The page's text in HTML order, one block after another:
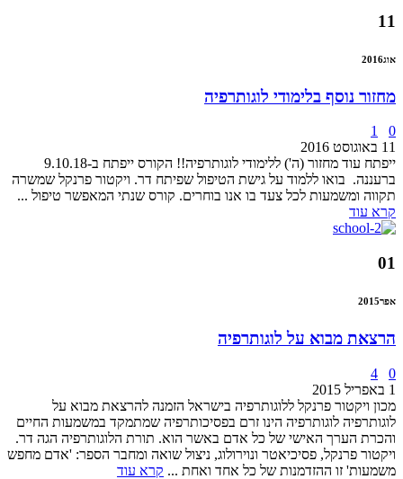
11
אוג2016
מחזור נוסף בלימודי לוגותרפיה
0
1
11 באוגוסט 2016
ייפתח עוד מחזור (ה') ללימודי לוגותרפיה!! הקורס ייפתח ב-9.10.18
ברעננה. בואו ללמוד על גישת הטיפול שפיתח דר. ויקטור פרנקל שמשרה
תקווה ומשמעות לכל צעד בו אנו בוחרים. קורס שנתי המאפשר טיפול ...
קרא עוד
01
אפר2015
הרצאת מבוא על לוגותרפיה
0
4
1 באפריל 2015
מכון ויקטור פרנקל ללוגותרפיה בישראל הזמנה להרצאת מבוא על
לוגותרפיה לוגותרפיה הינו זרם בפסיכותרפיה שמתמקד במשמעות החיים
והכרת הערך האישי של כל אדם באשר הוא. תורת הלוגותרפיה הגה דר.
ויקטור פרנקל, פסיכיאטר ונוירולוג, ניצול שואה ומחבר הספר: 'אדם מחפש
משמעות' זו ההזדמנות של כל אחד ואחת ... קרא עוד